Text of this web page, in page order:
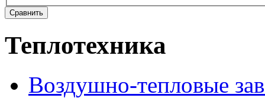
Теплотехника
Воздушно-тепловые